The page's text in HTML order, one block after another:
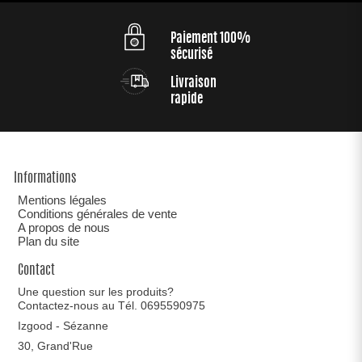
Paiement 100%
sécurisé
Livraison
rapide
Informations
Mentions légales
Conditions générales de vente
A propos de nous
Plan du site
Contact
Une question sur les produits?
Contactez-nous au Tél. 0695590975
Izgood - Sézanne
30, Grand'Rue